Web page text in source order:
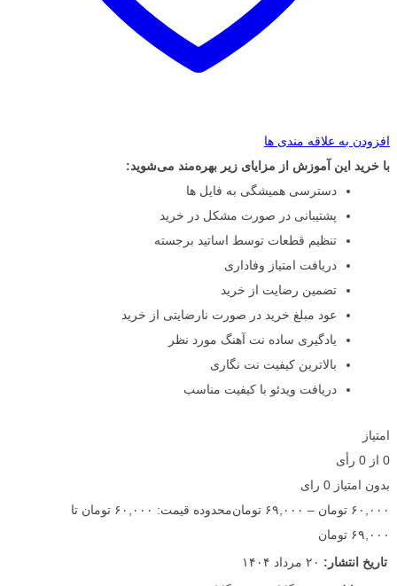
افزودن به علاقه مندی ها
با خرید این آموزش از مزایای زیر بهره‌مند می‌شوید:
دسترسی همیشگی به فایل ها
پشتیبانی در صورت مشکل در خرید
تنظیم قطعات توسط اساتید برجسته
دریافت امتیاز وفاداری
تضمین رضایت از خرید
عود مبلغ خرید در صورت نارضایتی از خرید
یادگیری ساده نت آهنگ مورد نظر
بالاترین کیفیت نت نگاری
دریافت ویدئو با کیفیت مناسب
امتیاز
0 از 0 رأی
بدون امتیاز 0 رای
۶۰,۰۰۰ تومان – ۶۹,۰۰۰ تومان
محدوده قیمت: ۶۰,۰۰۰ تومان تا
۶۹,۰۰۰ تومان
تاریخ انتشار: ۲۰ مرداد ۱۴۰۴